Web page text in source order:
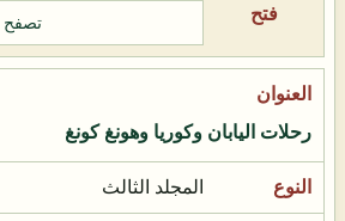
تصفح
رحلات اليابان وكوريا وهونغ كونغ
المجلد الثالث